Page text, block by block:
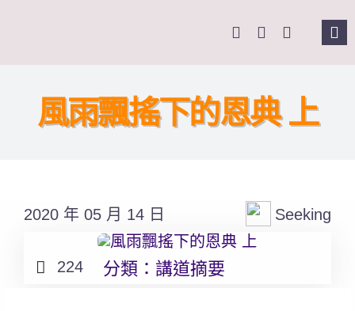
關於我們
Search
風雨飄搖下的恩典 上
2020 年 05 月 14 日 Seeking
224 分類：講道摘要